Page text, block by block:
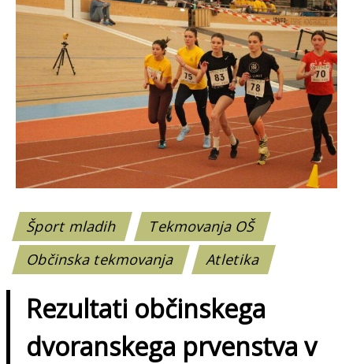
Šport mladih
Tekmovanja OŠ
Občinska tekmovanja
Atletika
Rezultati občinskega
dvoranskega prvenstva v